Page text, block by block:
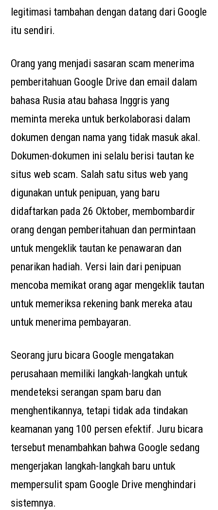
legitimasi tambahan dengan datang dari Google
itu sendiri.
Orang yang menjadi sasaran scam menerima
pemberitahuan Google Drive dan email dalam
bahasa Rusia atau bahasa Inggris yang
meminta mereka untuk berkolaborasi dalam
dokumen dengan nama yang tidak masuk akal.
Dokumen-dokumen ini selalu berisi tautan ke
situs web scam. Salah satu situs web yang
digunakan untuk penipuan, yang baru
didaftarkan pada 26 Oktober, membombardir
orang dengan pemberitahuan dan permintaan
untuk mengeklik tautan ke penawaran dan
penarikan hadiah. Versi lain dari penipuan
mencoba memikat orang agar mengeklik tautan
untuk memeriksa rekening bank mereka atau
untuk menerima pembayaran.
Seorang juru bicara Google mengatakan
perusahaan memiliki langkah-langkah untuk
mendeteksi serangan spam baru dan
menghentikannya, tetapi tidak ada tindakan
keamanan yang 100 persen efektif. Juru bicara
tersebut menambahkan bahwa Google sedang
mengerjakan langkah-langkah baru untuk
mempersulit spam Google Drive menghindari
sistemnya.